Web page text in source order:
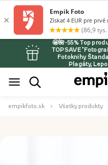
🤩🌺-55% Top
TOPSAVE
Fotoknihy
Plagáty,
empikfoto.sk Všetky produkty